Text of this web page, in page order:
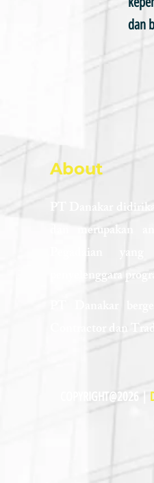
dan
About
PT Danakar
dan merupakan
Pegadaian
penyelenggara
PT Danakar
Contractor dan
COPYRIGHT@2026 |